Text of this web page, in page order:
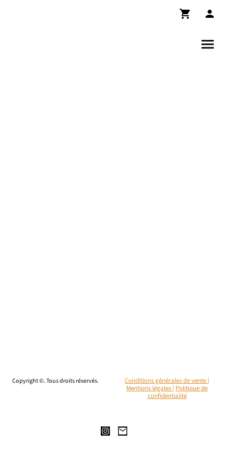
Copyright ©. Tous droits réservés.
Conditions générales de vente |
Mentions légales | Politique de
confidentialité